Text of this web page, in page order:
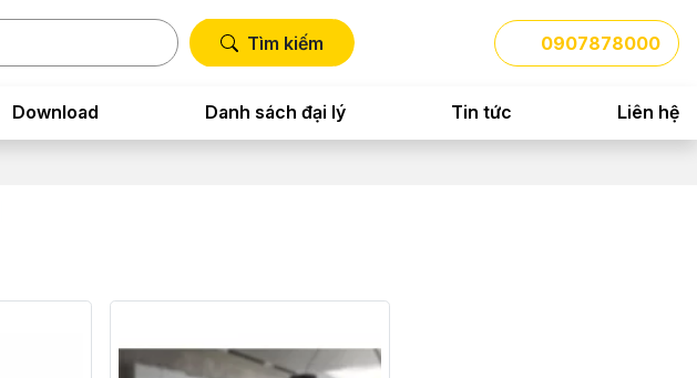
Tìm kiếm 0907878000
Download Danh sách đại lý Tin tức Liên hệ